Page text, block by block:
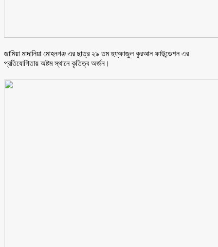
জামিয়া মাদানিয়া মোহনগঞ্জ এর ছাত্র ২৯ তম হুফ্ফাজুল কুরআন ফাউন্ডেশন এর
প্রতিযোগিতায় অষ্টম স্থানে কৃতিত্ব অর্জন।